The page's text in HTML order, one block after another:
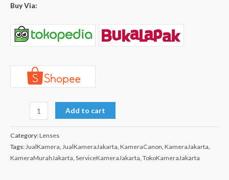
Buy Via:
Add to cart
Category:Lenses
Tags:JualKamera, JualKameraJakarta, KameraCanon, KameraJakarta,
KameraMurahJakarta, ServiceKameraJakarta, TokoKameraJakarta